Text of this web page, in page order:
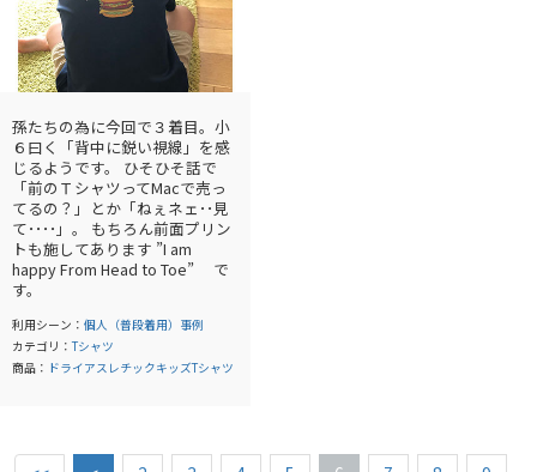
孫たちの為に今回で３着目。小
６曰く「背中に鋭い視線」を感
じるようです。 ひそひそ話で
「前のＴシャツってMacで売っ
てるの？」とか「ねぇネェ･･見
て････」。 もちろん前面プリン
トも施してあります ”I am
happy From Head to Toe” で
す。
利用シーン： 個人（普段着用）事例
カテゴリ：Tシャツ
商品： ドライアスレチックキッズTシャツ